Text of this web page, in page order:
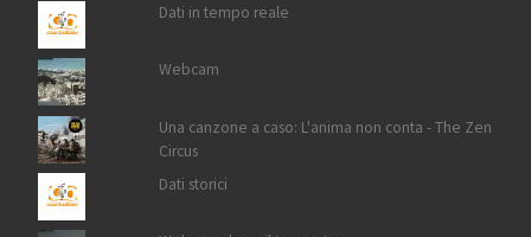
Dati in tempo reale
Webcam
Una canzone a caso: L'anima non conta - The Zen
Circus
Dati storici